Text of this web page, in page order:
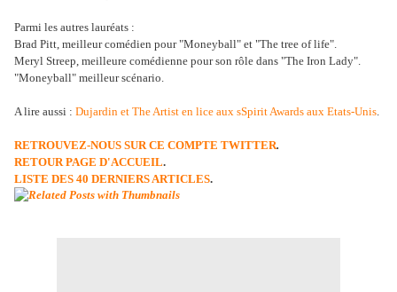
Parmi les autres lauréats :
Brad Pitt, meilleur comédien pour "Moneyball" et "The tree of life".
Meryl Streep, meilleure comédienne pour son rôle dans "The Iron Lady".
"Moneyball" meilleur scénario.
A lire aussi : Dujardin et The Artist en lice aux sSpirit Awards aux Etats-Unis.
RETROUVEZ-NOUS SUR CE COMPTE TWITTER.
RETOUR PAGE D'ACCUEIL.
LISTE DES 40 DERNIERS ARTICLES.